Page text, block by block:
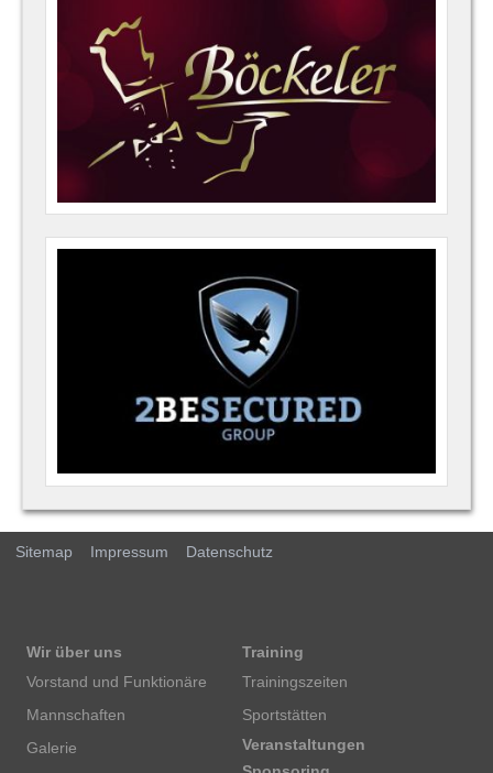
Sitemap Impressum Datenschutz
Wir über uns
Vorstand und Funktionäre
Mannschaften
Galerie
Training
Trainingszeiten
Sportstätten
Veranstaltungen